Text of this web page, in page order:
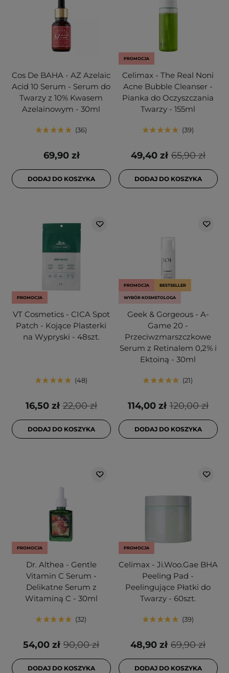
Cos De BAHA - AZ Azelaic
Acid 10 Serum - Serum do
Twarzy z 10% Kwasem
Azelainowym - 30ml
36
69,90 zł
DODAJ DO KOSZYKA
PROMOCJA
Celimax - The Real Noni
Acne Bubble Cleanser -
Pianka do Oczyszczania
Twarzy - 155ml
39
65,90 zł
49,40 zł
DODAJ DO KOSZYKA
PROMOCJA
VT Cosmetics - CICA Spot
Patch - Kojące Plasterki
na Wypryski - 48szt.
48
22,00 zł
16,50 zł
DODAJ DO KOSZYKA
PROMOCJA BESTSELLER
WYBÓR KOSMETOLOGA
Geek & Gorgeous - A-
Game 20 -
Przeciwzmarszczkowe
Serum z Retinalem 0,2% i
Ektoiną - 30ml
21
120,00 zł
114,00 zł
DODAJ DO KOSZYKA
PROMOCJA
Dr. Althea - Gentle
Vitamin C Serum -
Delikatne Serum z
Witaminą C - 30ml
32
90,00 zł
54,00 zł
DODAJ DO KOSZYKA
PROMOCJA
Celimax - Ji.Woo.Gae BHA
Peeling Pad -
Peelingujące Płatki do
Twarzy - 60szt.
39
69,90 zł
48,90 zł
DODAJ DO KOSZYKA